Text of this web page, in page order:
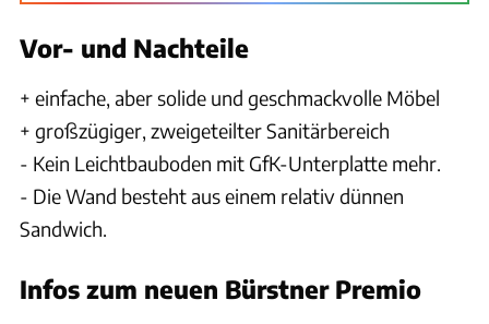
Vor- und Nachteile
+ einfache, aber solide und geschmackvolle Möbel
+ großzügiger, zweigeteilter Sanitärbereich
- Kein Leichtbauboden mit GfK-Unterplatte mehr.
- Die Wand besteht aus einem relativ dünnen
Sandwich.
Infos zum neuen Bürstner Premio